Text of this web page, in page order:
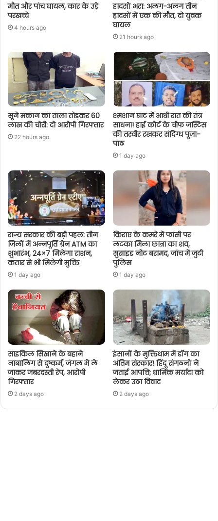
मौत और पांच घायल, कार के उड़े
परखच्चे
4 hours ago
हादसों भरा: अलग-अलग तीन
हादसों में एक की मौत, दो युवक
घायल
21 hours ago
सूने मकान का ताला तोड़कर 60
लाख की चोरी: दो आरोपी गिरफ्तार
22 hours ago
श्मशान घाट में आधी रात की तंत्र
साधना! हाई कोर्ट के चीफ जस्टिस
की तस्वीर रखकर संदिग्ध पूजा-
पाठ
1 day ago
राज्य सरकार की बड़ी पहल: तीन
जिलों में अन्नपूर्ति ग्रेन ATM का
शुभारंभ, 24×7 मिलेगा राशन,
कतार से भी मिलेगी मुक्ति
1 day ago
किराए के कमरे में फांसी पर
लटका मिला छात्रा का शव,
सुसाइड नोट बरामद, जांच में जुटी
पुलिस
1 day ago
साइकिल सिखाने के बहाने
नाबालिग से दुष्कर्म, जंगल में ले
जाकर जबरदस्ती रेप, आरोपी
गिरफ्तार
2 days ago
इंसानों के मुक्तिधाम में डॉग का
अंतिम संस्कार! हिंदू संगठनों ने
जताई आपत्ति; धार्मिक मर्यादा को
लेकर उठा विवाद
2 days ago